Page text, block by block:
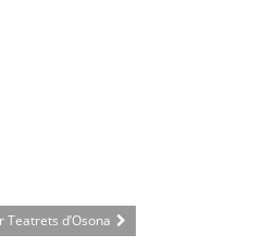
Teatrets d’Osona